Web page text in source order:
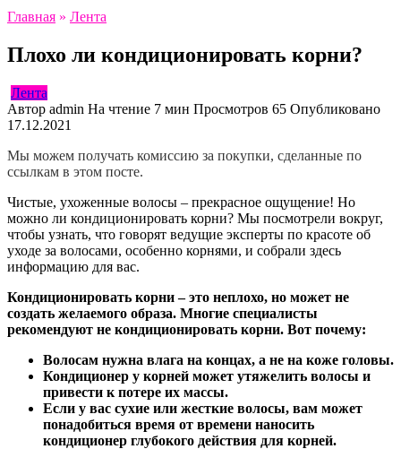
Главная » Лента
Плохо ли кондиционировать корни?
Лента
Автор admin На чтение 7 мин Просмотров 65 Опубликовано
17.12.2021
Мы можем получать комиссию за покупки, сделанные по
ссылкам в этом посте.
Чистые, ухоженные волосы – прекрасное ощущение! Но
можно ли кондиционировать корни? Мы посмотрели вокруг,
чтобы узнать, что говорят ведущие эксперты по красоте об
уходе за волосами, особенно корнями, и собрали здесь
информацию для вас.
Кондиционировать корни – это неплохо, но может не
создать желаемого образа. Многие специалисты
рекомендуют не кондиционировать корни. Вот почему:
Волосам нужна влага на концах, а не на коже головы.
Кондиционер у корней может утяжелить волосы и
привести к потере их массы.
Если у вас сухие или жесткие волосы, вам может
понадобиться время от времени наносить
кондиционер глубокого действия для корней.